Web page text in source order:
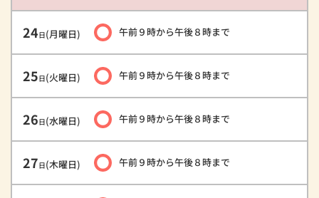
24日(月曜日) 午前９時から午後８時まで
25日(火曜日) 午前９時から午後８時まで
26日(水曜日) 午前９時から午後８時まで
27日(木曜日) 午前９時から午後８時まで